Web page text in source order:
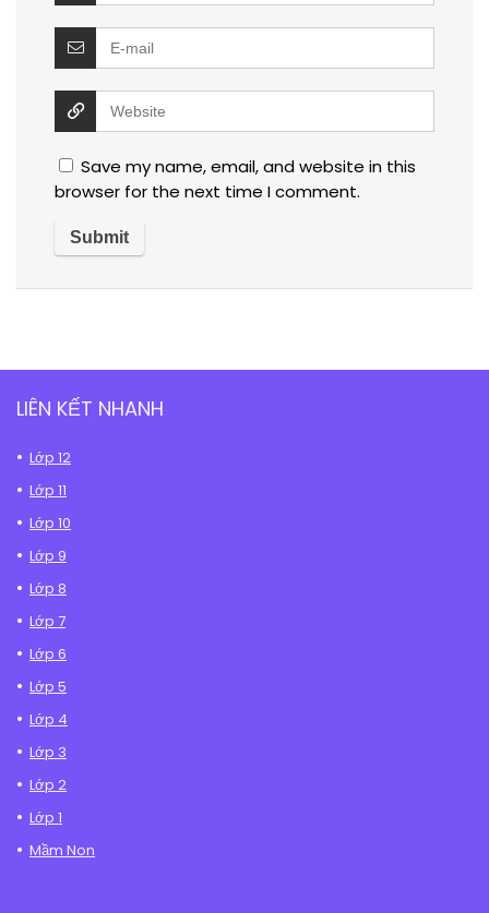
Save my name, email, and website in this
browser for the next time I comment.
LIÊN KẾT NHANH
Lớp 12
Lớp 11
Lớp 10
Lớp 9
Lớp 8
Lớp 7
Lớp 6
Lớp 5
Lớp 4
Lớp 3
Lớp 2
Lớp 1
Mầm Non